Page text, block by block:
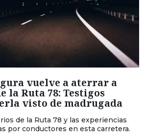
vuelve a aterrar a
la Ruta 78: Testigos
visto de madrugada
de la Ruta 78 y las experiencias
por conductores en esta carretera.